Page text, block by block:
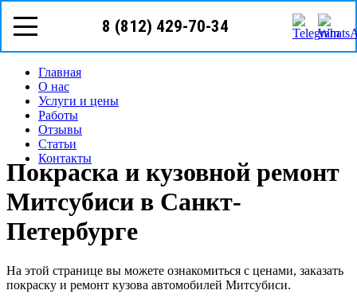
8 (812) 429-70-34
8 (812)
телефон в г. Санкт-Петербург
Режим работы: с пн-вс (1000- 2000)Предварительная запись
Главная
О нас
Услуги и цены
Работы
Отзывы
Статьи
Контакты
Покраска и кузовной ремонт
Митсубиси в Санкт-
Петербурге
На этой странице вы можете ознакомиться с ценами, заказать
покраску и ремонт кузова автомобилей Митсубиси.